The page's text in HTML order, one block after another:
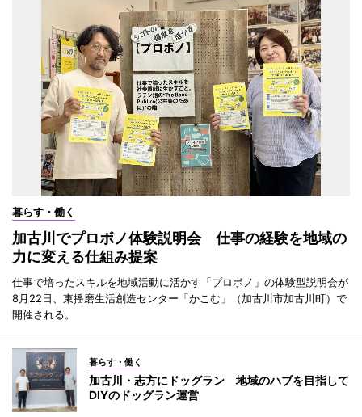
暮らす・働く
加古川でプロボノ体験説明会 仕事の経験を地域の
力に変える仕組み提案
仕事で培ったスキルを地域活動に活かす「プロボノ」の体験型説明会が
8月22日、東播磨生活創造センター「かこむ」（加古川市加古川町）で
開催される。
暮らす・働く
加古川・志方にドッグラン 地域のハブを目指して
DIYのドッグラン運営